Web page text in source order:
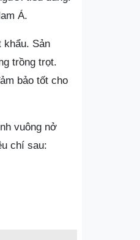
Á.
khẩu. Sản
trồng trọt.
bảo tốt cho
vuông nở
chí sau: